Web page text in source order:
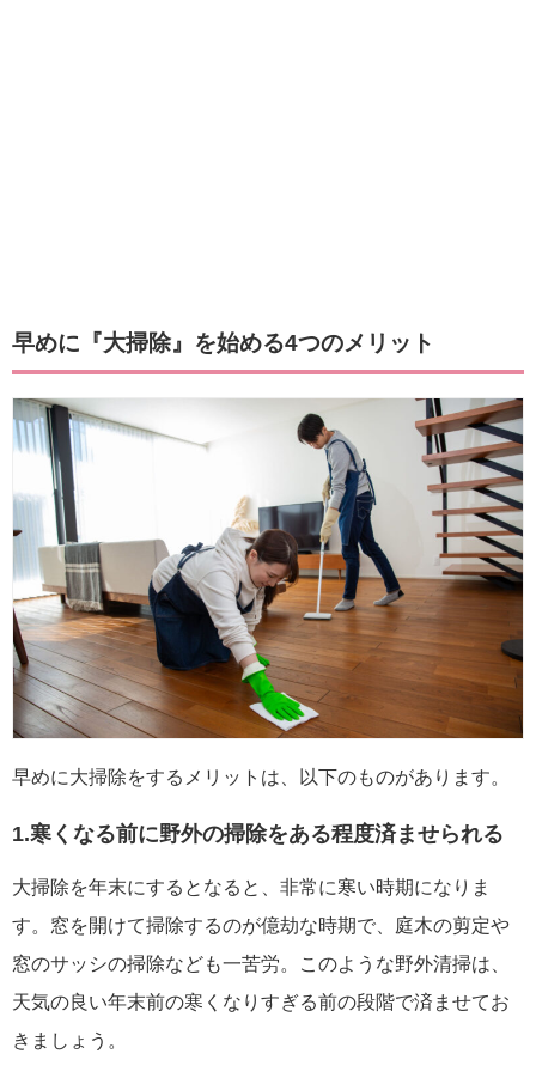
早めに『大掃除』を始める4つのメリット
早めに大掃除をするメリットは、以下のものがあります。
1.寒くなる前に野外の掃除をある程度済ませられる
大掃除を年末にするとなると、非常に寒い時期になりま
す。窓を開けて掃除するのが億劫な時期で、庭木の剪定や
窓のサッシの掃除なども一苦労。このような野外清掃は、
天気の良い年末前の寒くなりすぎる前の段階で済ませてお
きましょう。